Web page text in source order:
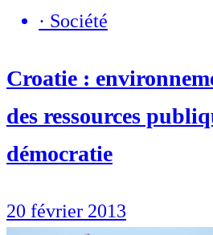
· Société
Croatie :
des ressources
démocratie
20 février 2013